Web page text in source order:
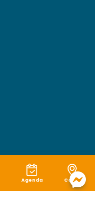
Agenda Carte